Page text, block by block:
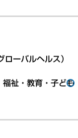
ーバルヘルス）
福祉・教育・子ども